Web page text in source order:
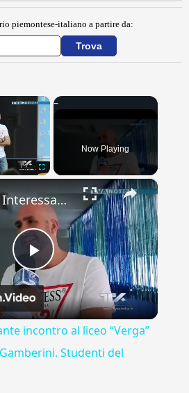
piemontese-italiano a partire da:
×
Now Playing
×
Play
Video
Adrano. Interessante incontro al liceo “Verga” con il prof. Fabio Gamberini. Studenti del Linguistic
incontro al liceo “Verga”
Studenti del